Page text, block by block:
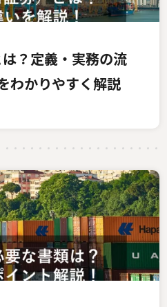
？定義・実務の流
わかりやすく解説